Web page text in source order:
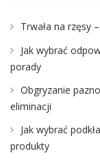
Trwała na rzęsy
Jak wybrać
porady
Obgryzanie
eliminacji
Jak wybrać
produkty